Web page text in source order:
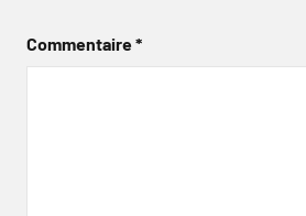
Commentaire*